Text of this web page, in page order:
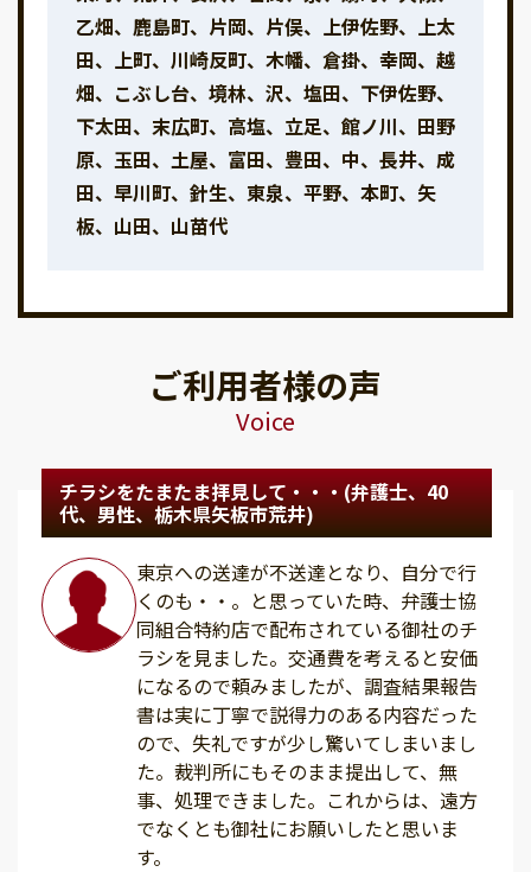
乙畑、鹿島町、片岡、片俣、上伊佐野、上太
田、上町、川崎反町、木幡、倉掛、幸岡、越
畑、こぶし台、境林、沢、塩田、下伊佐野、
下太田、末広町、高塩、立足、館ノ川、田野
原、玉田、土屋、富田、豊田、中、長井、成
田、早川町、針生、東泉、平野、本町、矢
板、山田、山苗代
ご利用者様の声
Voice
チラシをたまたま拝見して・・・(弁護士、40
代、男性、栃木県矢板市荒井)
東京への送達が不送達となり、自分で行
くのも・・。と思っていた時、弁護士協
同組合特約店で配布されている御社のチ
ラシを見ました。交通費を考えると安価
になるので頼みましたが、調査結果報告
書は実に丁寧で説得力のある内容だった
ので、失礼ですが少し驚いてしまいまし
た。裁判所にもそのまま提出して、無
事、処理できました。これからは、遠方
でなくとも御社にお願いしたと思いま
す。